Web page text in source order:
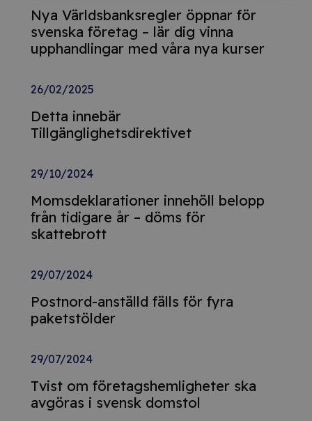
Nya Världsbanksregler öppnar för
svenska företag – lär dig vinna
upphandlingar med våra nya kurser
26/02/2025
Detta innebär
Tillgänglighetsdirektivet
29/10/2024
Momsdeklarationer innehöll belopp
från tidigare år – döms för
skattebrott
29/07/2024
Postnord-anställd fälls för fyra
paketstölder
29/07/2024
Tvist om företagshemligheter ska
avgöras i svensk domstol